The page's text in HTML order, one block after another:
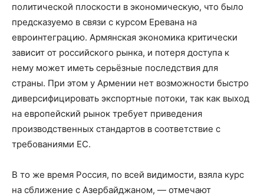
политической плоскости в экономическую, что было
предсказуемо в связи с курсом Еревана на
евроинтеграцию. Армянская экономика критически
зависит от российского рынка, и потеря доступа к
нему может иметь серьёзные последствия для
страны. При этом у Армении нет возможности быстро
диверсифицировать экспортные потоки, так как выход
на европейский рынок требует приведения
производственных стандартов в соответствие с
требованиями ЕС.
В то же время Россия, по всей видимости, взяла курс
на сближение с Азербайджаном, — отмечают